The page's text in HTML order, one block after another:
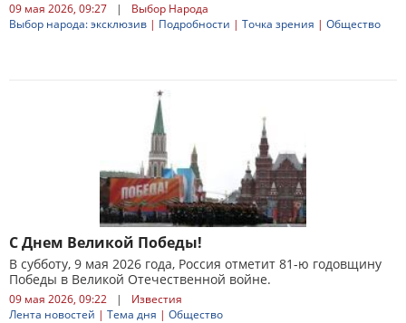
09 мая 2026, 09:27 |
Выбор Народа
Выбор народа: эксклюзив | Подробности | Точка зрения | Общество
С Днем Великой Победы!
В субботу, 9 мая 2026 года, Россия отметит 81-ю годовщину
Победы в Великой Отечественной войне.
09 мая 2026, 09:22 |
Известия
Лента новостей | Тема дня | Общество